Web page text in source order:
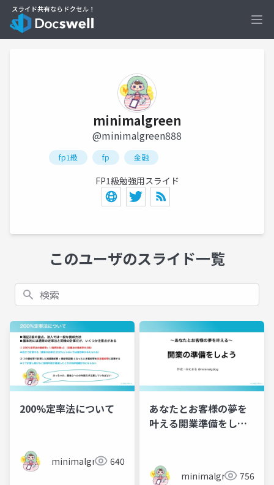
minimalgreen
@minimalgreen888
fp1級 fp 金融
FP1級勉強用スライド
このユーザのスライド一覧
検索
200%定率法について
minimalgreen640
あなたとお客様の夢を
叶える開業準備をしよ
minimalgreen756